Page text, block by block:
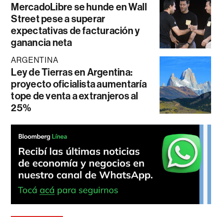
MercadoLibre se hunde en Wall
Street pese a superar
expectativas de facturación y
ganancia neta
ARGENTINA
Ley de Tierras en Argentina:
proyecto oficialista aumentaría
tope de venta a extranjeros al
25%